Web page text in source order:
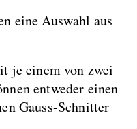
eine Auswahl aus
je einem von zwei
entweder einen
Gauss-Schnitter